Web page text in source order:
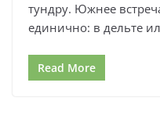
тундру. Южнее
единично: в дельте
Read More